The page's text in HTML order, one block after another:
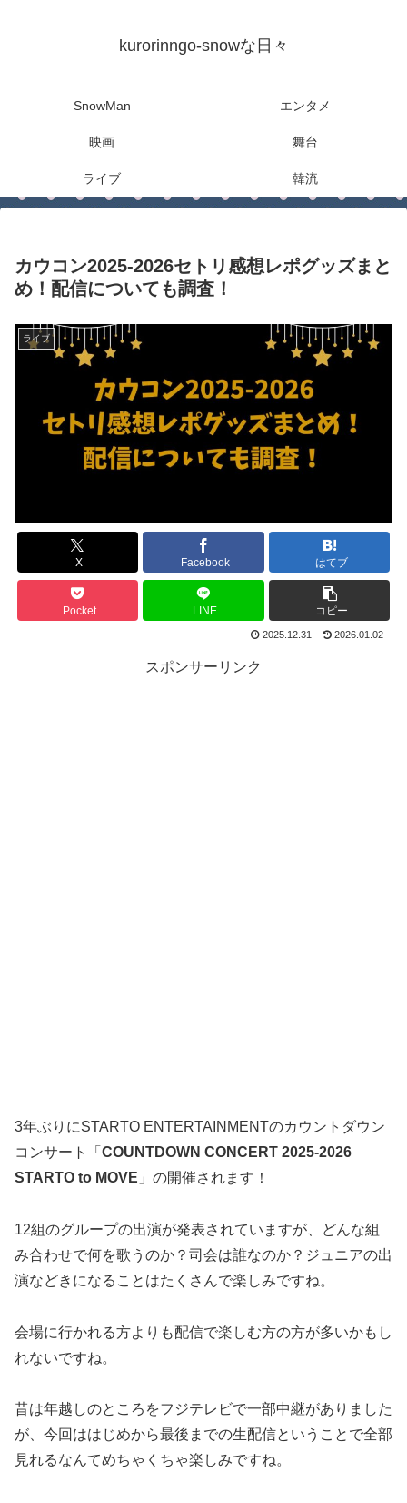
kurorinngo-snowな日々
SnowMan エンタメ
映画 舞台
ライブ 韓流
カウコン2025-2026セトリ感想レポグッズまと
め！配信についても調査！
ライブ
X Facebook はてブ
Pocket LINE コピー
2025.12.31 2026.01.02
スポンサーリンク
3年ぶりにSTARTO ENTERTAINMENTのカウントダウン
コンサート「 COUNTDOWN CONCERT 2025-2026
STARTO to MOVE 」の開催されます！
12組のグループの出演が発表されていますが、どんな組
み合わせで何を歌うのか？司会は誰なのか？ジュニアの出
演などきになることはたくさんで楽しみですね。
会場に行かれる方よりも配信で楽しむ方の方が多いかもし
れないですね。
昔は年越しのところをフジテレビで一部中継がありました
が、今回ははじめから最後までの生配信ということで全部
見れるなんてめちゃくちゃ楽しみですね。